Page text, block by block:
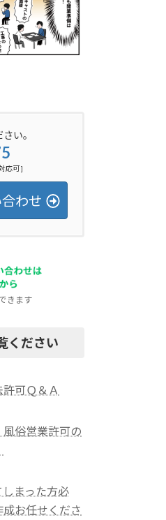
い。
応可 ]
わせ
きます
ください
許可Ｑ＆Ａ
風俗営業許可の
しまった方必
お任せくださ